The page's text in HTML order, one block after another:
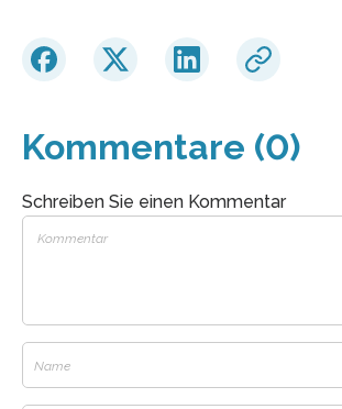
Kommentare (0)
Schreiben Sie einen Kommentar